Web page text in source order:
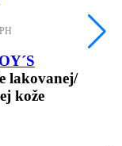
lakovanej/
kože